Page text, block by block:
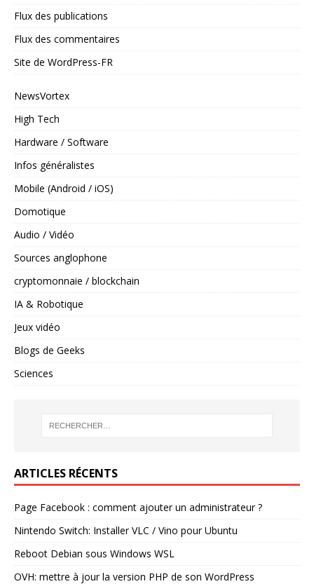
Flux des publications
Flux des commentaires
Site de WordPress-FR
NewsVortex
High Tech
Hardware / Software
Infos généralistes
Mobile (Android / iOS)
Domotique
Audio / Vidéo
Sources anglophone
cryptomonnaie / blockchain
IA & Robotique
Jeux vidéo
Blogs de Geeks
Sciences
ARTICLES RÉCENTS
Page Facebook : comment ajouter un administrateur ?
Nintendo Switch: Installer VLC / Vino pour Ubuntu
Reboot Debian sous Windows WSL
OVH: mettre à jour la version PHP de son WordPress